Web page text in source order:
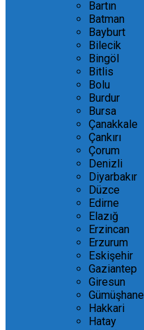
Bartın
Batman
Bayburt
Bilecik
Bingöl
Bitlis
Bolu
Burdur
Bursa
Çanakkale
Çankırı
Çorum
Denizli
Diyarbakır
Düzce
Edirne
Elazığ
Erzincan
Erzurum
Eskişehir
Gaziantep
Giresun
Gümüşhane
Hakkari
Hatay